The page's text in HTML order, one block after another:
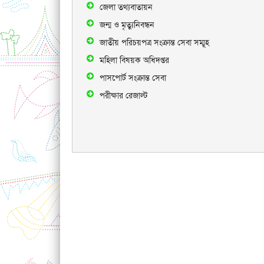
জেলা তথ্যবাতায়ন
জন্ম ও মৃত্যুনিবন্ধন
জাতীয় পরিচয়পত্র সংক্রান্ত সেবা সম্মূহ
মহিলা বিষয়ক অধিদপ্তর
পাসপোর্ট সংক্রান্ত সেবা
পরীক্ষার রেজাল্ট